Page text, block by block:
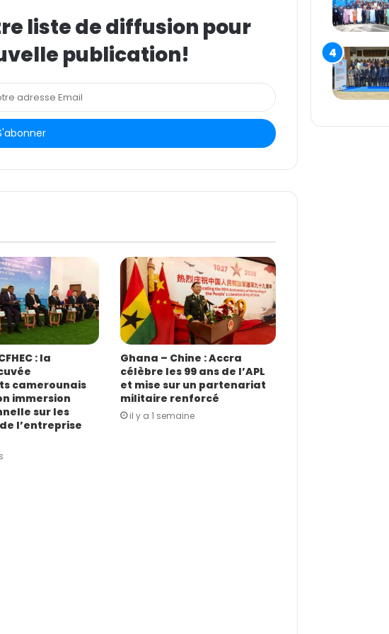
liste de diffusion pour
publication!
: la
camerounais
immersion
sur les
l’entreprise
Ghana – Chine : Accra
célèbre les 99 ans de l’APL
et mise sur un partenariat
militaire renforcé
il y a 1 semaine